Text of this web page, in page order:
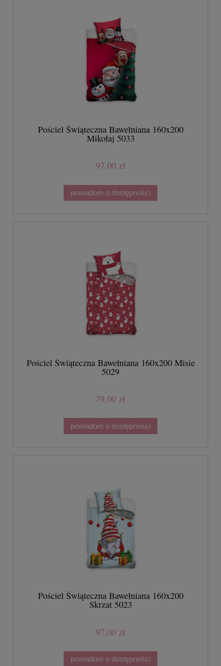
Pościel Świąteczna Bawełniana 160x200
Mikołaj 5033
97,00 zł
powiadom o dostępności
Pościel Świąteczna Bawełniana 160x200 Misie
5029
79,00 zł
powiadom o dostępności
Pościel Świąteczna Bawełniana 160x200
Skrzat 5023
97,00 zł
powiadom o dostępności